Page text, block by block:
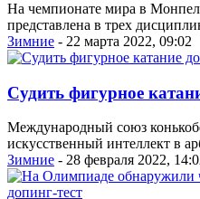
На чемпионате мира в
представлена в трех
Зимние - 22 марта 2022, 09:02
Судить фигурное
Международный союз
искусственный интеллект в
Зимние - 28 февраля 2022,